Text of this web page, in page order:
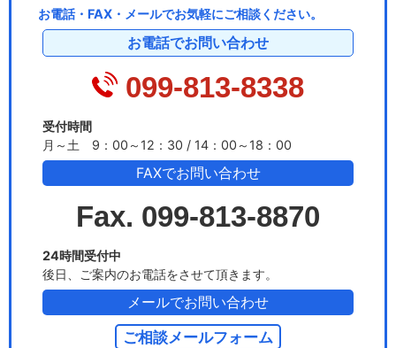
お電話・FAX・メールでお気軽にご相談ください。
お電話でお問い合わせ
099-813-8338
受付時間
月～土 9：00～12：30 / 14：00～18：00
FAXでお問い合わせ
Fax. 099-813-8870
24時間受付中
後日、ご案内のお電話をさせて頂きます。
メールでお問い合わせ
ご相談メールフォーム